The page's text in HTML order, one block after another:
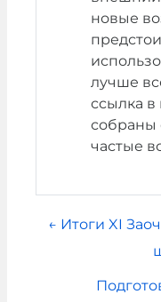
новые
лучше
ссылка
собраны
частые
← Итоги XI